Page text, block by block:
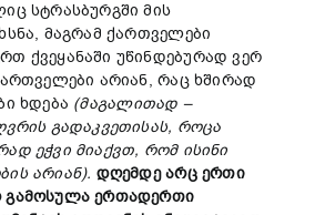
სტრასბურგში მის
მაგრამ ქართველები
ქვეყანაში უწინდებურად ვერ
არიან, რაც ხშირად
ხდება (მაგალითად –
გადაკვეთისას, როცა
ეჭვი მიაქვთ, რომ ისინი
არიან). დღემდე არც ერთი
გამოსულა ერთადერთი